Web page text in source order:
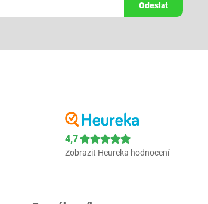
Odeslat
4,7
Zobrazit Heureka hodnocení